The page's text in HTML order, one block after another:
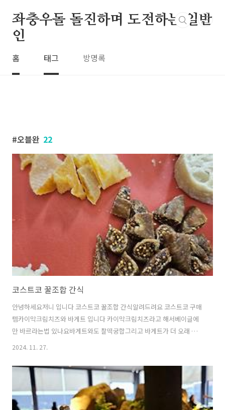
좌충우돌 돌진하며 도전하는 일반
인
홈 태그 방명록
오블완 22
코스트코 꿀조합 간식
안녕하세요저니 입니다 코스트코 꿀조합 간식알려드려요 코스트코 구매
템카이막크림치즈와 바게트 입니다 카이막크림치즈라고 해서베이글에
만 바르라는법 있나요바게트와도 찰떡궁합그리고 바게트가 더 오래 먹
을수 있어요 냉동실에 얼려두고 먹기전에 꺼내면다시 맛있는 바게트가
있답니다 카페에 가면 토스트에 카이막 크림을 올려먹는데요그 크림과
는 다른 식감이랍니다카페에서 드셨던 카이막이 부드러웠다면이건 치즈
의 질감을 살짝 품은 쫀득함 5% 추가푸딩의 탱탱한 50% 추가된 느낌이
거든요 카페에서 드셨던 카이막크림 생각하고 사오셨다면살짝 실망하실
2024. 11. 27.